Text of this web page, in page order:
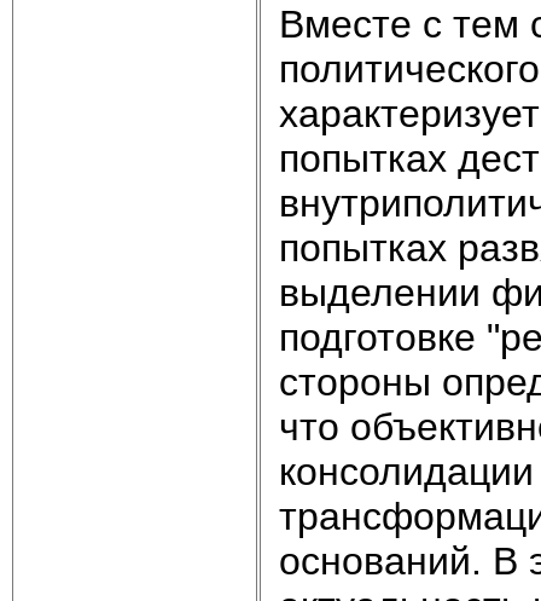
Вместе с тем
попытках
попытках
выделении
подготовке
стороны
что
оснований. В